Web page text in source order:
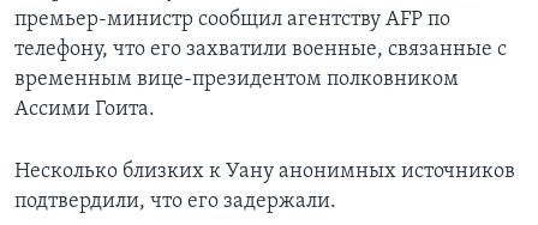
премьер-министр сообщил агентству AFP по
телефону, что его захватили военные, связанные с
временным вице-президентом полковником
Ассими Гоита.
Несколько близких к Уану анонимных источников
подтвердили, что его задержали.